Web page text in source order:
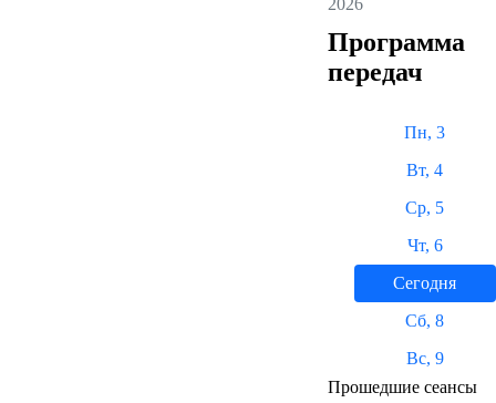
Программа
передач
Пн, 3
Вт, 4
Ср, 5
Чт, 6
Сегодня
Сб, 8
Вс, 9
Прошедшие сеансы